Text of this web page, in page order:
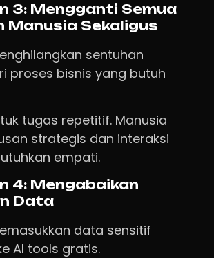
3: Mengganti Semua
Manusia Sekaligus
sentuhan
proses bisnis yang butuh
tugas repetitif. Manusia
strategis dan interaksi
empati.
4: Mengabaikan
Data
data sensitif
AI tools gratis.